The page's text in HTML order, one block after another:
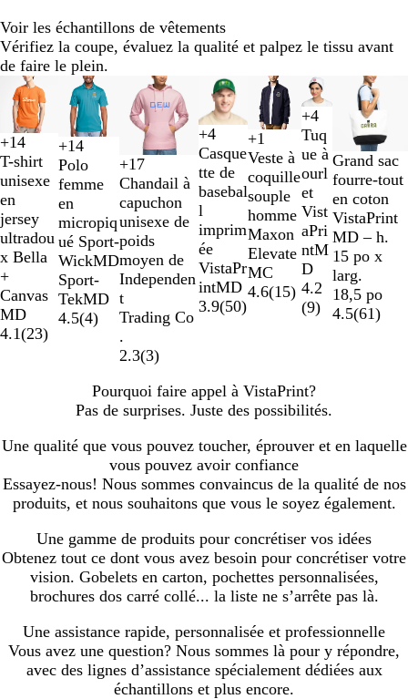
Voir les échantillons de vêtements
Vérifiez la coupe, évaluez la qualité et palpez le tissu avant
de faire le plein.
B
e
i
g
e
R
o
u
i
l
l
e
É
c
r
u
B
r
u
n
+14
T-shirt
unisexe
en
jersey
ultradou
x Bella
+
Canvas
MD
4.1(23)
Nouvelles options
B
l
e
u
m
a
r
i
n
e
V
e
r
t
f
o
r
ê
t
V
e
r
t
l
i
m
e
O
r
+14
Polo
femme
en
micropiq
ué Sport-
WickMD
Sport-
TekMD
4.5(4)
G
r
è
s
J
a
u
n
e
f
l
u
o
M
a
r
r
o
n
c
l
a
i
r
B
l
e
u
r
o
i
+17
Chandail à
capuchon
unisexe de
poids
moyen de
Independen
t
Trading Co
.
2.3(3)
V
e
r
t
f
o
r
ê
t
B
l
e
u
r
o
y
a
l
G
r
i
s
f
o
n
c
é
B
l
a
n
c
+4
Casque
tte de
basebal
l
imprim
ée
VistaPr
intMD
3.9(50)
Nouvelles options
N
o
i
r
B
e
u
m
a
r
i
n
R
o
u
g
e
B
e
u
c
y
a
n
+1
Veste à
coquille
souple
homme
Maxon
Elevate
MC
4.6(15)
N
o
i
r
B
l
a
n
c
B
l
e
u
r
o
i
L
i
g
h
t
G
r
e
y
+4
Tuq
ue à
ourl
et
Vist
aPri
ntM
D
4.2
(9)
N
o
i
r
à
d
e
u
x
N
a
t
u
r
e
Grand sac
fourre-tout
en coton
VistaPrint
MD – h.
15 po x
larg.
18,5 po
4.5(61)
Diapositives
2
sur
7
Pourquoi faire appel à VistaPrint?
Pas de surprises. Juste des possibilités.
Une qualité que vous pouvez toucher, éprouver et en laquelle
vous pouvez avoir confiance
Essayez-nous! Nous sommes convaincus de la qualité de nos
produits, et nous souhaitons que vous le soyez également.
Une gamme de produits pour concrétiser vos idées
Obtenez tout ce dont vous avez besoin pour concrétiser votre
vision. Gobelets en carton, pochettes personnalisées,
brochures dos carré collé... la liste ne s’arrête pas là.
Une assistance rapide, personnalisée et professionnelle
Vous avez une question? Nous sommes là pour y répondre,
avec des lignes d’assistance spécialement dédiées aux
échantillons et plus encore.